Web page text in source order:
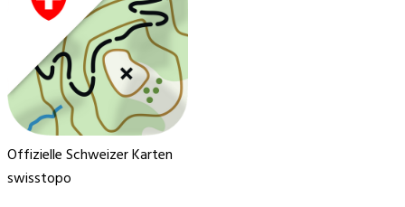
Offizielle Schweizer Karten
swisstopo